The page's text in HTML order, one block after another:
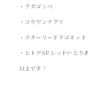
・クダゴンベ
・コウワンテグリ
・スターリードラゴネット
・ヒトデSP.レッド←とり
以上です！